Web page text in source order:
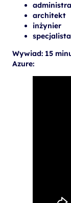
architekt
inżynier
specjalista
Wywiad: 15
Azure: